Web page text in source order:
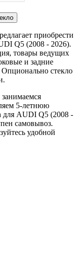
приобрести
Q5 (2008 - 2026).
товары ведущих
и задние
Опционально стекло
5-летнюю
для AUDI Q5 (2008 -
самовывоз.
удобной